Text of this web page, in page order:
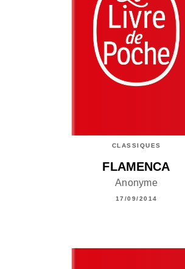
CLASSIQUES
FLAMENCA
Anonyme
17/09/2014